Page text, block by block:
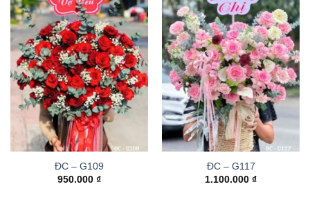
ĐC – G109
950.000 ₫
ĐC – G117
1.100.000 ₫